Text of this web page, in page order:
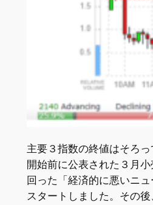
主要３指数の終値はそろ
開始前に公表された３月
回った「経済的に悪いニ
スタートしました。その